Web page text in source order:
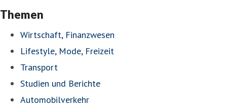
Themen
Wirtschaft, Finanzwesen
Lifestyle, Mode, Freizeit
Transport
Studien und Berichte
Automobilverkehr